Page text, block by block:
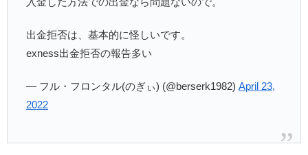
出金拒否は、基本的に怪しいです。
exness出金拒否の報告多い
— フル・フロンタル(のぎぃ) (@berserk1982) April 23,
2022